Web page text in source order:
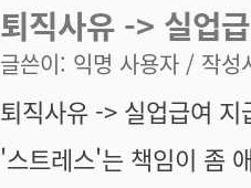
퇴직사유 -> 실업
글쓴이: 익명 사용자 / 작성
퇴직사유 -> 실업급여
'스트레스'는 책임이 좀